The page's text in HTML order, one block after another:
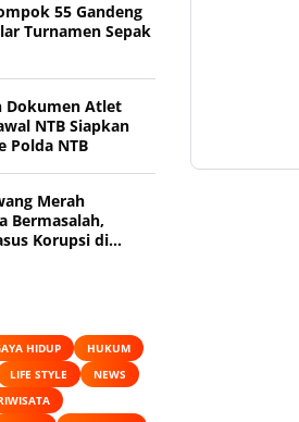
55 Gandeng
Turnamen Sepak
Dokumen Atlet
NTB Siapkan
Polda NTB
Merah
Bermasalah,
Korupsi di
HIDUP
HUKUM
LIFE STYLE
NEWS